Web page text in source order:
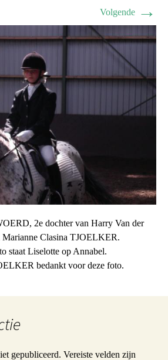
Volgende →
2e dochter van Harry Van der
Clasina TJOELKER.
staat Liselotte op Annabel.
bedankt voor deze foto.
gepubliceerd. Vereiste velden zijn